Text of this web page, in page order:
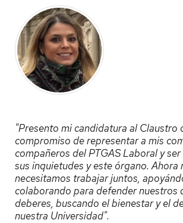
"Presento mi candidatura al Claustro
compromiso de representar a mis
compañeros del PTGAS Laboral y
sus inquietudes y este órgano. Ahora
necesitamos trabajar juntos,
colaborando para defender nuestros
deberes, buscando el bienestar y el
nuestra Universidad".